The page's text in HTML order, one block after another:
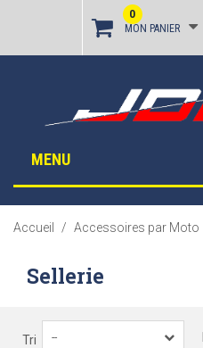
MON PANIER
0
MENU
Accueil / Accessoires par Moto
Sellerie
Tri --